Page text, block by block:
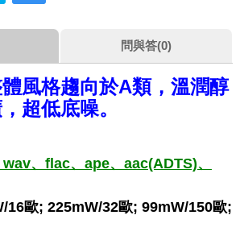
問與答(0)
風格趨向於A類，溫潤醇
超低底噪。
、flac、ape、aac(ADTS)、
16歐; 225mW/32歐; 99mW/150歐;